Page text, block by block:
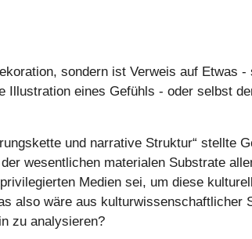
sondern ist Verweis auf Etwas
Illustration eines Gefühls - oder selbst
und narrative Struktur“ stellte
wesentlichen materialen Substrate
Medien sei, um diese
also wäre aus kulturwissenschaftlicher
zu analysieren?